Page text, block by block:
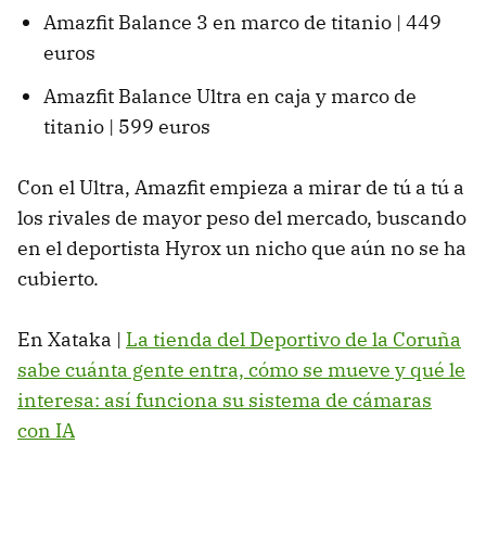
Amazfit Balance 3 en marco de titanio | 449
euros
Amazfit Balance Ultra en caja y marco de
titanio | 599 euros
Con el Ultra, Amazfit empieza a mirar de tú a tú a
los rivales de mayor peso del mercado, buscando
en el deportista Hyrox un nicho que aún no se ha
cubierto.
En Xataka | La tienda del Deportivo de la Coruña
sabe cuánta gente entra, cómo se mueve y qué le
interesa: así funciona su sistema de cámaras
con IA